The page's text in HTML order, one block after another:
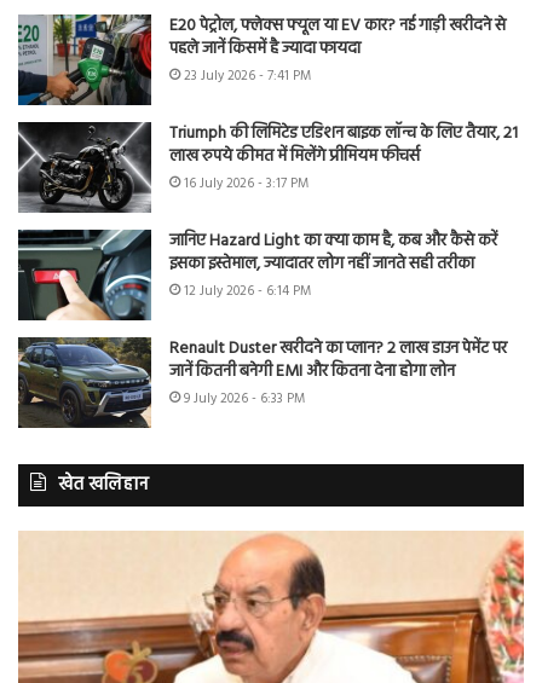
E20 पेट्रोल, फ्लेक्स फ्यूल या EV कार? नई गाड़ी खरीदने से
पहले जानें किसमें है ज्यादा फायदा
23 July 2026 - 7:41 PM
Triumph की लिमिटेड एडिशन बाइक लॉन्च के लिए तैयार, 21
लाख रुपये कीमत में मिलेंगे प्रीमियम फीचर्स
16 July 2026 - 3:17 PM
जानिए Hazard Light का क्या काम है, कब और कैसे करें
इसका इस्तेमाल, ज्यादातर लोग नहीं जानते सही तरीका
12 July 2026 - 6:14 PM
Renault Duster खरीदने का प्लान? 2 लाख डाउन पेमेंट पर
जानें कितनी बनेगी EMI और कितना देना होगा लोन
9 July 2026 - 6:33 PM
खेत खलिहान